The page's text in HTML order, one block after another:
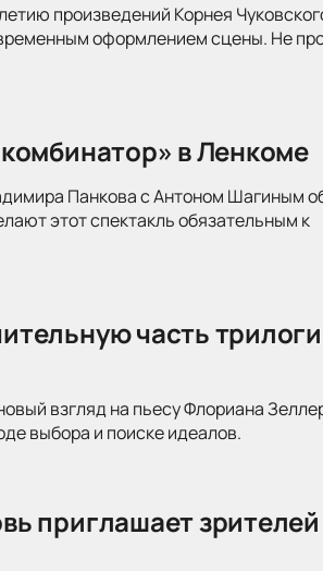
произведений Корнея
оформлением сцены. Не
в Ленкоме
Панкова с Антоном Шагиным
этот спектакль обязательным к
часть
взгляд на пьесу Флориана
выбора и поиске идеалов.
приглашает зрителей